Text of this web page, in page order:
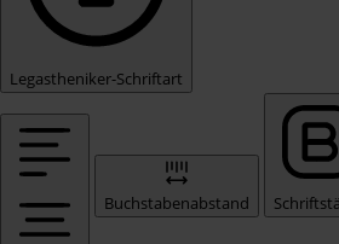
Legastheniker-Schriftart
Buchstabenabstand